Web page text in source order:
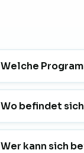
Welche
Wo befindet
Wer kann sich